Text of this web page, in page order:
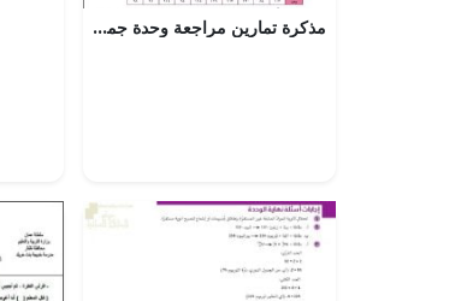
مذكرة تمارين مراجعة وحدة جمع البيانات وتمثيلها مع الحل (رياضيات) العاشر